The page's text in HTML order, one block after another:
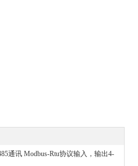
通讯 Modbus-Rtu协议输入，输出4-